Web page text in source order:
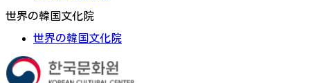
世界の韓国文化院
世界の韓国文化院